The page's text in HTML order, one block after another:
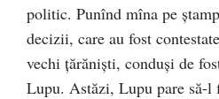
politic. Punînd mîna pe
decizii, care au fost
vechi țărăniști, conduși de
Lupu. Astăzi, Lupu pare să-l